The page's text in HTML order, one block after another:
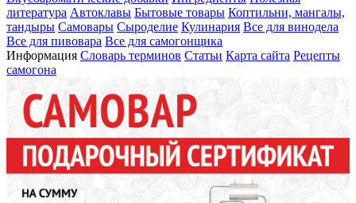
литература Автоклавы Бытовые товары Коптильни, мангалы,
тандыры Самовары Сыроделие Кулинария Все для винодела
Все для пивовара Все для самогонщика
Информация Словарь терминов Статьи Карта сайта Рецепты
самогона